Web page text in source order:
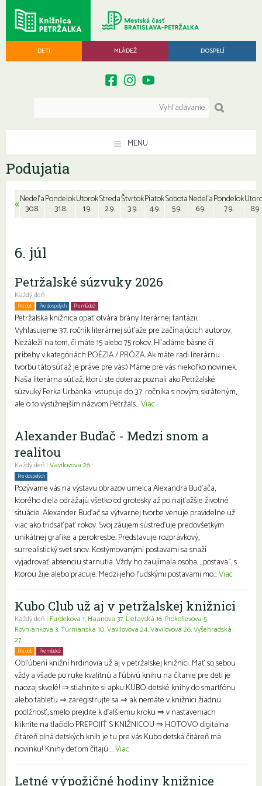
DETI MLÁDEŽ DOSPELÍ
MENU
Podujatia
«Nedeľa
30.8.
Pondelok
31.8.
Utorok
1.9.
Streda
2.9.
Štvrtok
3.9.
Piatok
4.9.
Sobota
5.9.
Nedeľa
6.9.
Pondelok
7.9. 8.9.
6. júl
Petržalské súzvuky 2026
Každý deň
Pre deti Pre dospelých Pre mládež
Petržalská knižnica opäť otvára brány literárnej fantázii.
Vyhlasujeme 37. ročník literárnej súťaže pre začínajúcich autorov.
Nezáleží na tom, či máte 15 alebo 75 rokov. Hľadáme básne či
príbehy v kategóriách POÉZIA / PRÓZA. Ak máte radi literárnu
tvorbu táto súťaž je práve pre vás:) Máme pre vás niekoľko noviniek.
Naša literárna súťaž, ktorú ste doteraz poznali ako Petržalské
súzvuky Ferka Urbánka vstupuje do 37. ročníka s novým, skráteným,
ale o to výstižnejším názvom Petržals...Viac
Alexander Buďač - Medzi snom a
realitou
Každý deň | Vavilovova 26
Pre dospelých
Pozývame vás na výstavu obrazov umelca Alexandra Buďača,
ktorého diela odrážajú všetko od grotesky až po najťažšie životné
situácie. Alexander Buďač sa výtvarnej tvorbe venuje pravidelne už
viac ako tridsaťpäť rokov. Svoj záujem sústreďuje predovšetkým
unikátnej grafike a perokresbe. Predstavuje rozprávkový,
surrealistický svet snov. Kostýmovanými postavami sa snaží
vyjadrovať absenciu starnutia. Vždy ho zaujímala osoba, „postava“, s
ktorou žije alebo pracuje. Medzi jeho ľudskými postavami mo...Viac
Kubo Club už aj v petržalskej knižnici
Každý deň | Furdekova 1, Haanova 37, Lietavská 16, Prokofievova 5,
Rovniankova 3,Turnianska 10,Vavilovova 24,Vavilovova 26,Vyšehradská
27
Pre deti Pre mládež
Obľúbení knižní hrdinovia už aj v petržalskej knižnici. Mať so sebou
vždy a všade po ruke kvalitnú a ľúbivú knihu na čítanie pre deti je
naozaj skvelé! ⇒ stiahnite si apku KUBO-detské knihy do smartfónu
alebo tabletu ⇒ zaregistrujte sa ⇒ ak nemáte v knižnici žiadnu
podlžnosť, smelo prejdite k ďalšiemu kroku ⇒ v nastaveniach
kliknite na tlačidlo PREPOJIŤ S KNIŽNICOU ⇒ HOTOVO digitálna
čitáreň plná detských kníh je tu pre vás Kubo detská čitáreň má
novinku! Knihy deťom čítajú ...Viac
Letné výpožičné hodiny knižnice